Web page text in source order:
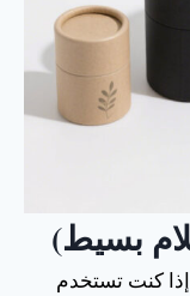
بسيط)
القفل > 0.1 مم إذا كنت تستخدم